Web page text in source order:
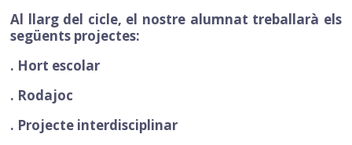
Al llarg del cicle, el nostre alumnat treballarà els
següents projectes:
. Hort escolar
. Rodajoc
. Projecte interdisciplinar